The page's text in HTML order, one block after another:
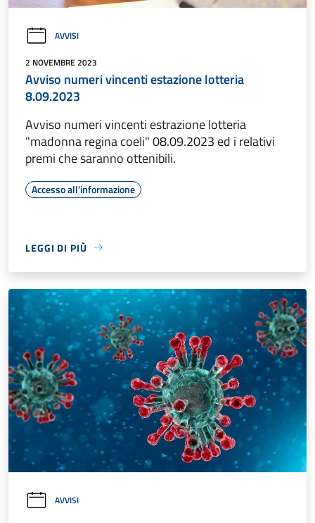
AVVISI
2 NOVEMBRE 2023
Avviso numeri vincenti estazione lotteria
8.09.2023
Avviso numeri vincenti estrazione lotteria
"madonna regina coeli" 08.09.2023 ed i relativi
premi che saranno ottenibili.
Accesso all'informazione
LEGGI DI PIÙ
AVVISI